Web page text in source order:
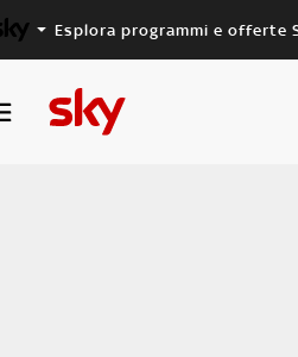
Esplora programmi e offerte